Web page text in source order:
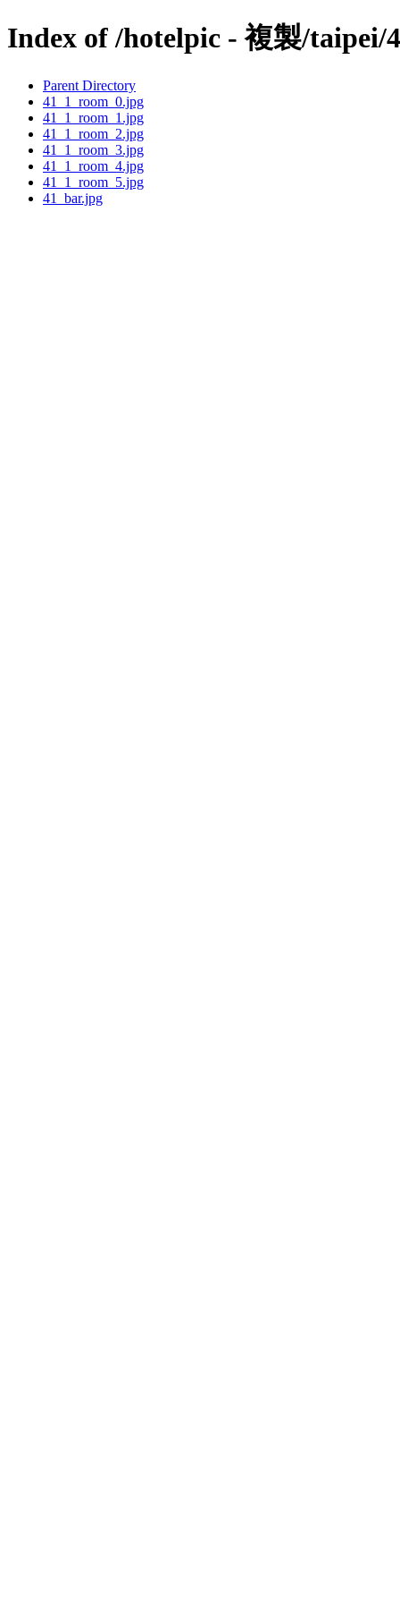
Index of /hotelpic - 複製/taipei/
Parent Directory
41_1_room_0.jpg
41_1_room_1.jpg
41_1_room_2.jpg
41_1_room_3.jpg
41_1_room_4.jpg
41_1_room_5.jpg
41_bar.jpg